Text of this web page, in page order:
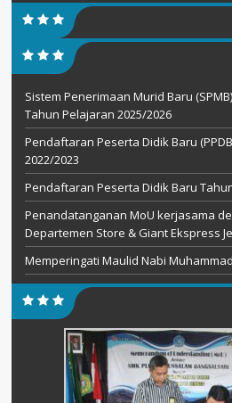
Sistem Penerimaan Murid Baru
Tahun Pelajaran 2025/2026
Pendaftaran Peserta Didik Baru
2022/2023
Pendaftaran Peserta Didik Baru
Penandatanganan MoU kerjasama
Departemen Store & Giant Ekspress
Memperingati Maulid Nabi Muhammad